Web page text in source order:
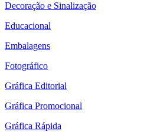
Decoração e Sinalização
Educacional
Embalagens
Fotográfico
Gráfica Editorial
Gráfica Promocional
Gráfica Rápida